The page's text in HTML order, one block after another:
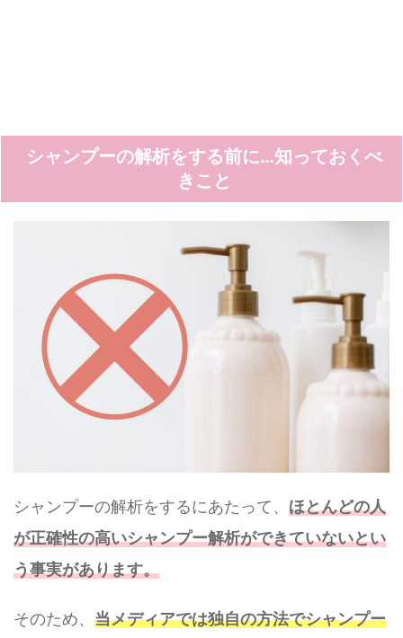
シャンプーの解析をする前に…知っておくべ
きこと
シャンプーの解析をするにあたって、 ほとんどの人
が正確性の高いシャンプー解析ができていないとい
う事実があります。
そのため、 当メディアでは独自の方法でシャンプー